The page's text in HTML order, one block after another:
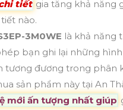
tiết gia tăng khả năng
nào.
3M0WE là khả năng
bạn ghi lại những
tương đương trong phân
sản phẩm này tại An
mới ấn tượng nhất giúp